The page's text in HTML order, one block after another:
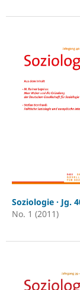
Soziologie · Jg.
No. 1 (2011)